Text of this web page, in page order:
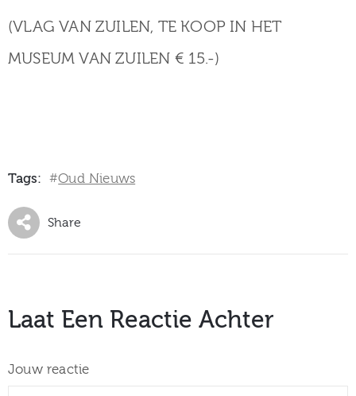
(VLAG VAN ZUILEN, TE KOOP IN HET
MUSEUM VAN ZUILEN € 15.-)
Tags: #Oud Nieuws
Share
Laat Een Reactie Achter
Jouw reactie